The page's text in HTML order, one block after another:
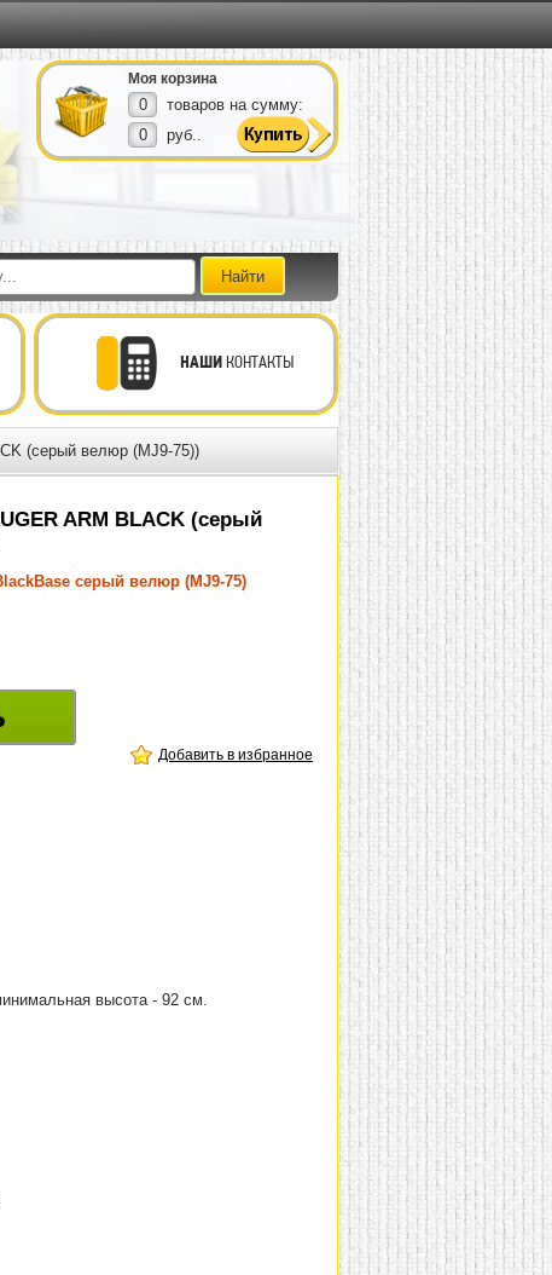
Моя корзина
0
товаров на сумму:
0
руб..
НАШИКОНТАКТЫ
(серый велюр (MJ9-75))
ARM BLACK (серый
серый велюр (MJ9-75)
Добавить в избранное
высота - 92 см.